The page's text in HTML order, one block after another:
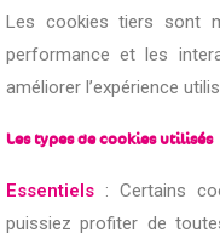
Les cookies tiers sont
performance et les
améliorer l’expérience
Les types de cookies utilisés
Essentiels : Certains
puissiez profiter de